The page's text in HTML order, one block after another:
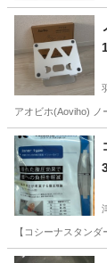
アオビホ(Aoviho) ノ
福岡 筑後市
【コシーナスタン
福岡 久留米市